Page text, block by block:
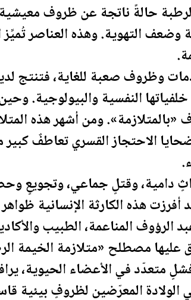
حالةً ناتجة عن ظروف
وضعف التهوية. وهذه العناصر تُميِّز
وظروف صعبة للغاية، فتنتج
النفسية والبيولوجية.
«بالمتلازمة». ومن أشهر هذه
الاحتجاز القسري تعاطفٌ
دامية، وقتلٍ جماعي، وتجويعٍ
هذه الكارثة الإنسانية
الرؤوف المناعمة، الطبيب
مصطلح «متلازمة الخيمة
متعدّد في الأعضاء الحيوية،
المعرّضين لظروفٍ بيئية